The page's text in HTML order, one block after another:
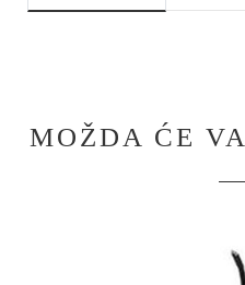
MOŽDA ĆE